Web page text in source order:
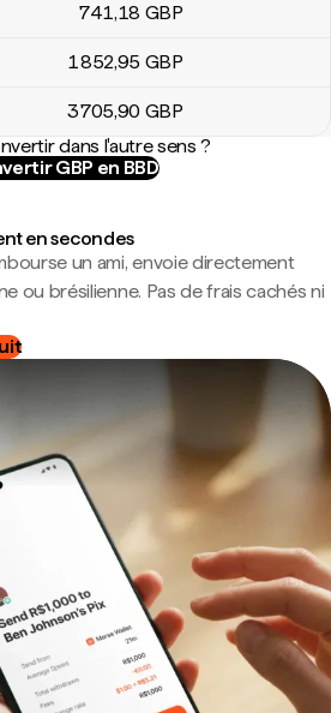
741,18 GBP
1 852,95 GBP
3 705,90 GBP
dans l'autre sens ?
GBP en BBD
en secondes
un ami, envoie directement
ou brésilienne. Pas de frais cachés ni